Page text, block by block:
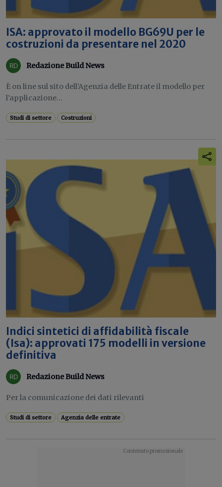
ISA: approvato il modello BG69U per le
costruzioni da presentare nel 2020
Redazione Build News
È on line sul sito dell’Agenzia delle Entrate il modello per
l’applicazione...
Studi di settore Costruzioni
Indici sintetici di affidabilità fiscale
(Isa): approvati 175 modelli in versione
definitiva
Redazione Build News
Per la comunicazione dei dati rilevanti
Studi di settore Agenzia delle entrate